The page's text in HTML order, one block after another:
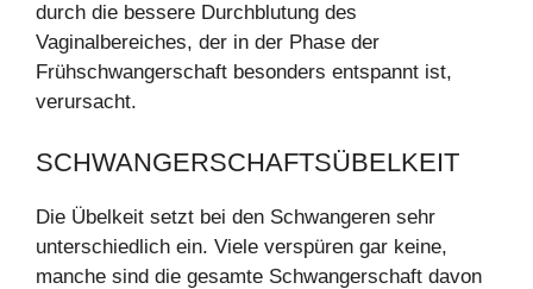
durch die bessere Durchblutung des
Vaginalbereiches, der in der Phase der
Frühschwangerschaft besonders entspannt ist,
verursacht.
SCHWANGERSCHAFTSÜBELKEIT
Die Übelkeit setzt bei den Schwangeren sehr
unterschiedlich ein. Viele verspüren gar keine,
manche sind die gesamte Schwangerschaft davon